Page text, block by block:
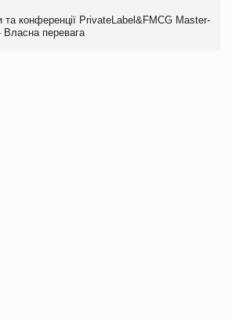
та конференції PrivateLabel&FMCG Master-
перевага